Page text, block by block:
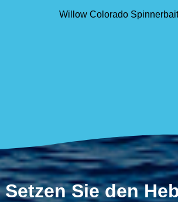
Willow Colorado
Setzen Sie den